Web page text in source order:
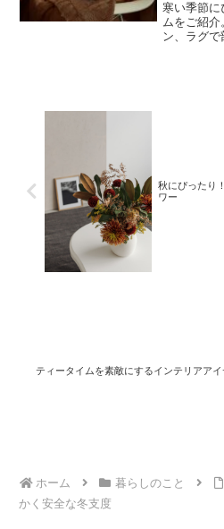
寒い季節に
ムをご紹介
ン、ラグ
秋にぴったり
ワー
ティータイムを素敵にするインテリアアイ
ホーム 暮らしのこと
かく安全な冬支度